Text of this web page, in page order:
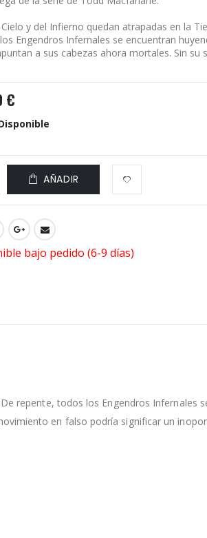
y del Infierno quedan atrapadas en la
Engendros Infernales se encuentran
a sus cabezas ahora mortales. Sin su
€
AÑADIR
bajo pedido (6-9 días)
repente, todos los Engendros
en falso podría significar un